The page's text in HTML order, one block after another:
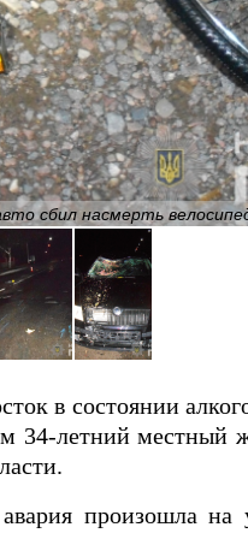
сбил насмерть
в состоянии
34-летний местный
произошла на